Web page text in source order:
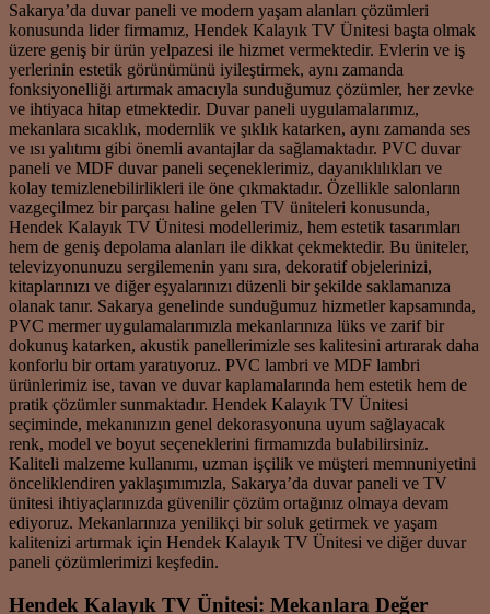
Sakarya’da duvar paneli ve modern yaşam alanları çözümleri
konusunda lider firmamız, Hendek Kalayık TV Ünitesi başta olmak
üzere geniş bir ürün yelpazesi ile hizmet vermektedir. Evlerin ve iş
yerlerinin estetik görünümünü iyileştirmek, aynı zamanda
fonksiyonelliği artırmak amacıyla sunduğumuz çözümler, her zevke
ve ihtiyaca hitap etmektedir. Duvar paneli uygulamalarımız,
mekanlara sıcaklık, modernlik ve şıklık katarken, aynı zamanda ses
ve ısı yalıtımı gibi önemli avantajlar da sağlamaktadır. PVC duvar
paneli ve MDF duvar paneli seçeneklerimiz, dayanıklılıkları ve
kolay temizlenebilirlikleri ile öne çıkmaktadır. Özellikle salonların
vazgeçilmez bir parçası haline gelen TV üniteleri konusunda,
Hendek Kalayık TV Ünitesi modellerimiz, hem estetik tasarımları
hem de geniş depolama alanları ile dikkat çekmektedir. Bu üniteler,
televizyonunuzu sergilemenin yanı sıra, dekoratif objelerinizi,
kitaplarınızı ve diğer eşyalarınızı düzenli bir şekilde saklamanıza
olanak tanır. Sakarya genelinde sunduğumuz hizmetler kapsamında,
PVC mermer uygulamalarımızla mekanlarınıza lüks ve zarif bir
dokunuş katarken, akustik panellerimizle ses kalitesini artırarak daha
konforlu bir ortam yaratıyoruz. PVC lambri ve MDF lambri
ürünlerimiz ise, tavan ve duvar kaplamalarında hem estetik hem de
pratik çözümler sunmaktadır. Hendek Kalayık TV Ünitesi
seçiminde, mekanınızın genel dekorasyonuna uyum sağlayacak
renk, model ve boyut seçeneklerini firmamızda bulabilirsiniz.
Kaliteli malzeme kullanımı, uzman işçilik ve müşteri memnuniyetini
önceliklendiren yaklaşımımızla, Sakarya’da duvar paneli ve TV
ünitesi ihtiyaçlarınızda güvenilir çözüm ortağınız olmaya devam
ediyoruz. Mekanlarınıza yenilikçi bir soluk getirmek ve yaşam
kalitenizi artırmak için Hendek Kalayık TV Ünitesi ve diğer duvar
paneli çözümlerimizi keşfedin.
Hendek Kalayık TV Ünitesi: Mekanlara Değer